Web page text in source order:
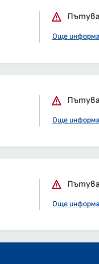
класа, салон
Още
Още
със
ра класа, салон
1-ва класа,
Още